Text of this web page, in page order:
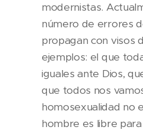
modernistas.
número de errores
propagan con visos
ejemplos: el que
iguales ante Dios,
que todos nos
homosexualidad no
hombre es libre